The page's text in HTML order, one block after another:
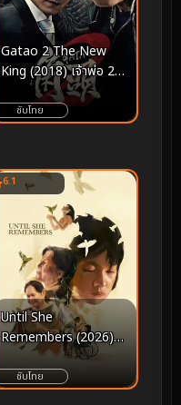
Gatao 2 The New
King (2018) เจ้าพ่อ 2
มังกรผงาด
ซับไทย
6.1
Until She
Remembers (2026)
จนกว่าเธอจะจําได้
ซับไทย